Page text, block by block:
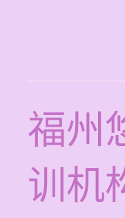
福州
训机